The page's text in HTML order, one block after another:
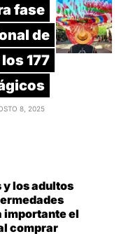
fase
de
177
8, 2025
y los adultos
importante el
comprar